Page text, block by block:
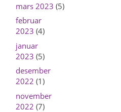
mars 2023 (5)
februar
2023 (4)
januar
2023 (5)
desember
2022 (1)
november
2022 (7)